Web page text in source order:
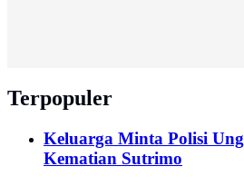
Terpopuler
Keluarga Minta Polisi
Kematian Sutrimo